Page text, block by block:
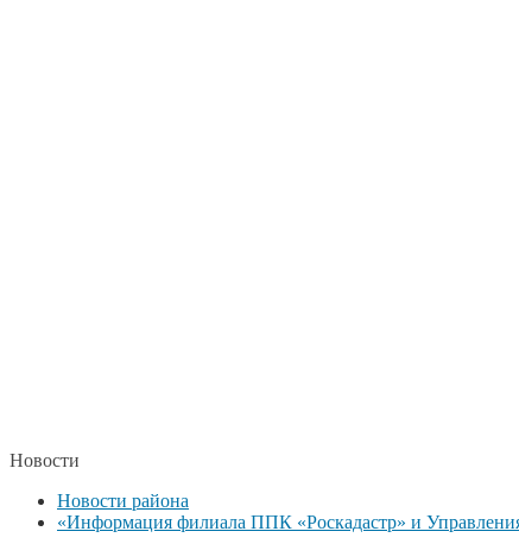
Новости
Новости района
«Информация филиала ППК «Роскадастр» и